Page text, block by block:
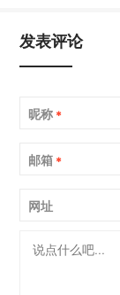
发表评论
昵称 *
邮箱 *
网址